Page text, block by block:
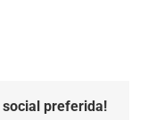
preferida!